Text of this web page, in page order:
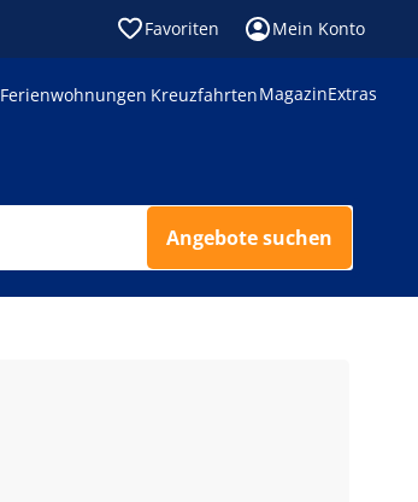
Favoriten Mein Konto
Ferienwohnungen KreuzfahrtenMagazinExtras
Angebote suchen